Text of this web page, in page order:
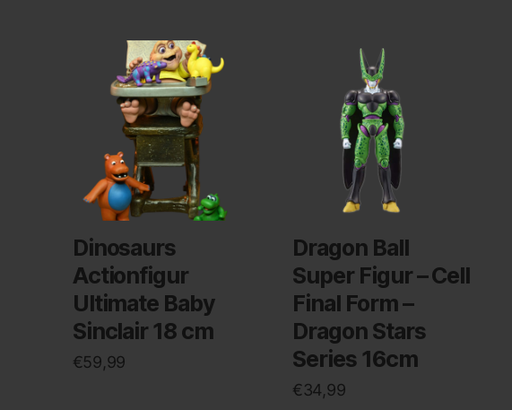
Dinosaurs
Actionfigur
Ultimate Baby
Sinclair 18 cm
€59,99
Dragon Ball
Super Figur – Cell
Final Form –
Dragon Stars
Series 16cm
€34,99